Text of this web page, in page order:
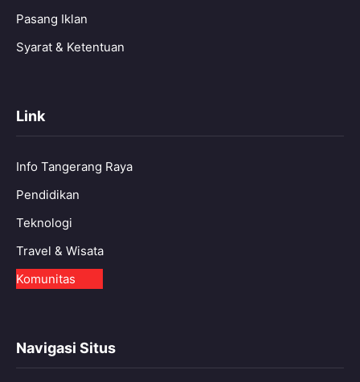
Pasang Iklan
Syarat & Ketentuan
Link
Info Tangerang Raya
Pendidikan
Teknologi
Travel & Wisata
Komunitas
Navigasi Situs